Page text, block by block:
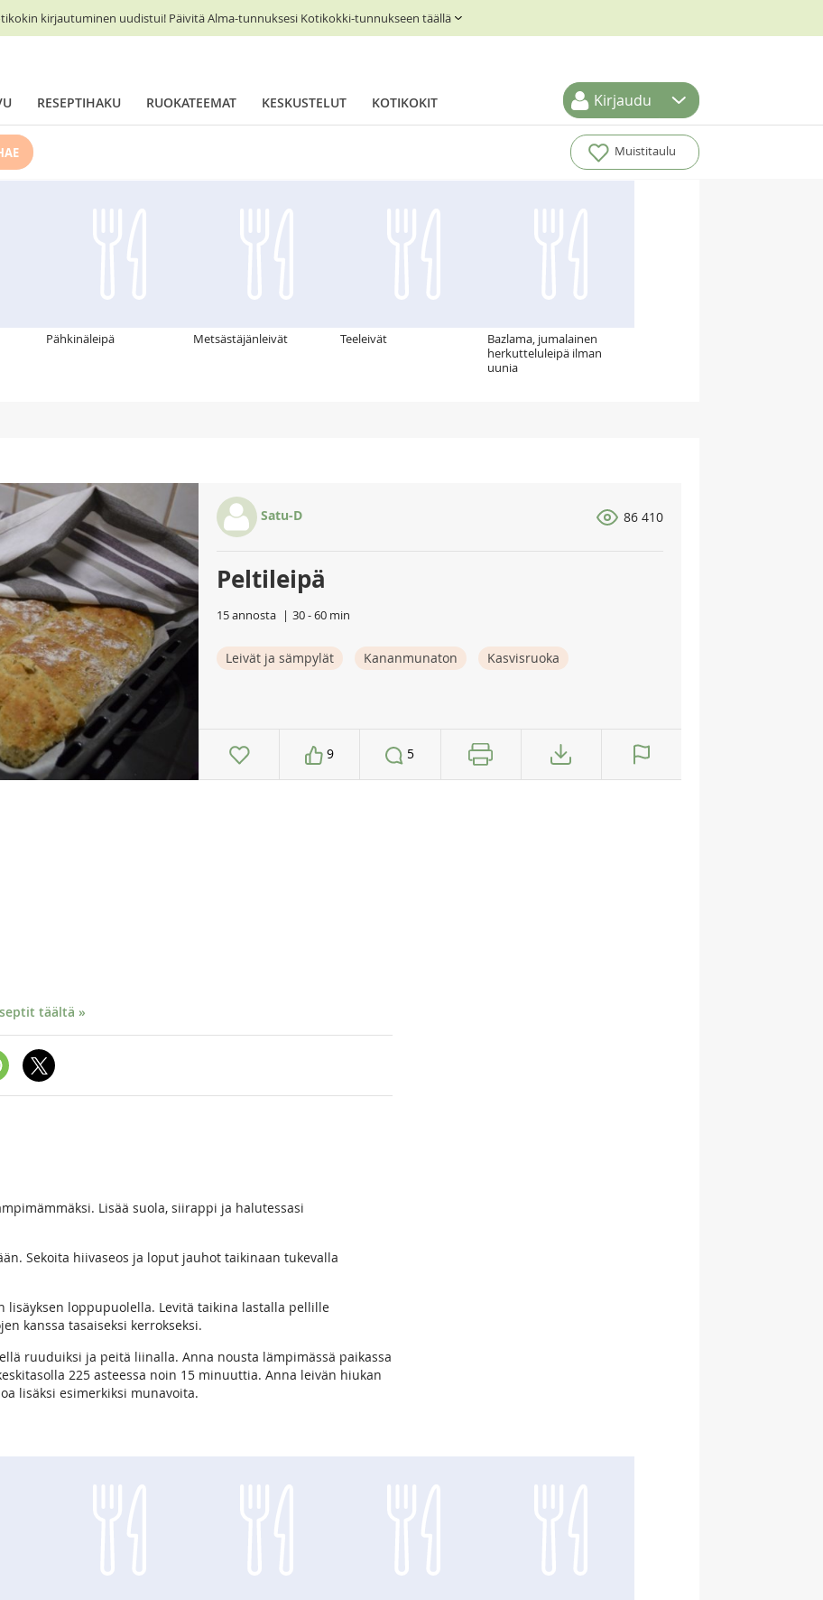
kirjautuminen uudistui! Päivitä Alma-tunnuksesi Kotikokki-tunnukseen täällä
RESEPTIHAKU RUOKATEEMAT KESKUSTELUT KOTIKOKIT Kirjaudu
Muistitaulu
Pähkinäleipä Metsästäjänleivät Teeleivät
Bazlama, jumalainen
herkutteluleipä ilman
uunia
Satu-D 86 410
Peltileipä
15 annosta 30 - 60 min
Leivät ja sämpylät Kananmunaton Kasvisruoka
9 5
täältä »
Lisää suola, siirappi ja halutessasi
Sekoita hiivaseos ja loput jauhot taikinaan tukevalla
lisäyksen loppupuolella. Levitä taikina lastalla pellille
kanssa tasaiseksi kerrokseksi.
ruuduiksi ja peitä liinalla. Anna nousta lämpimässä paikassa
225 asteessa noin 15 minuuttia. Anna leivän hiukan
lisäksi esimerkiksi munavoita.